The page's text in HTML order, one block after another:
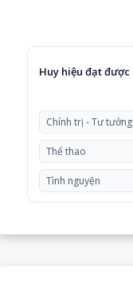
Huy hiệu đạt được
Chính trị - Tư tưởng
Thể thao
Tình nguyện